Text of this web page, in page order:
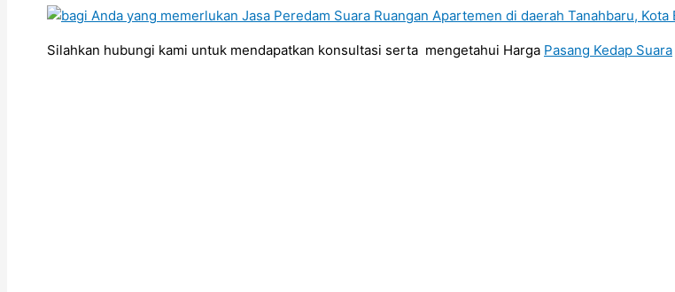
Silahkan hubungi kami untuk mendapatkan konsultasi serta mengetahui Harga Pasang Kedap Suara